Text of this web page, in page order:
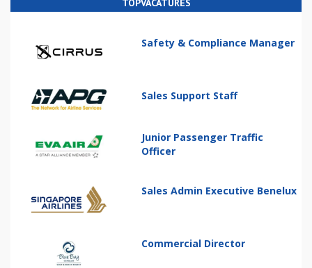
Safety & Compliance Manager
Sales Support Staff
Junior Passenger Traffic
Officer
Sales Admin Executive Benelux
Commercial Director